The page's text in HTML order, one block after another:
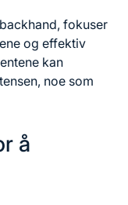
fokuser
og effektiv
kan
noe som
å